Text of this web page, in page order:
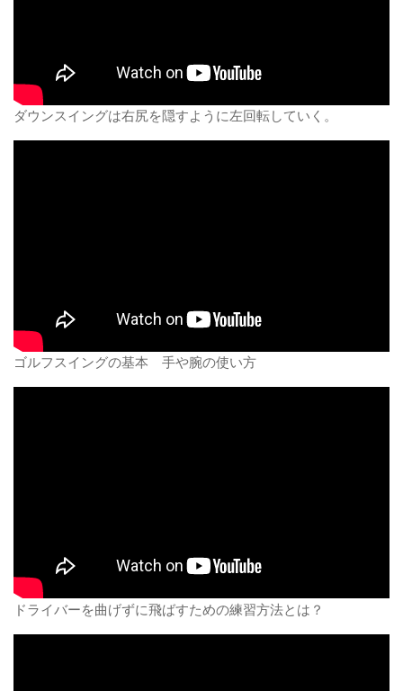
ダウンスイングは右尻を隠すように左回転していく。
ゴルフスイングの基本 手や腕の使い方
ドライバーを曲げずに飛ばすための練習方法とは？